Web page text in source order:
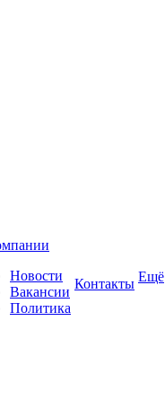
Новости
Вакансии
Политика
Контакты Ещё